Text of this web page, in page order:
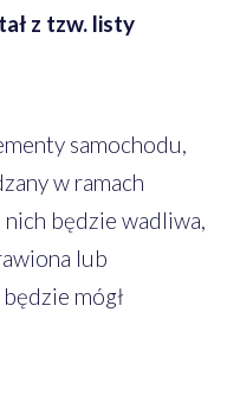
z tzw. listy
samochodu,
w ramach
będzie wadliwa,
lub
mógł